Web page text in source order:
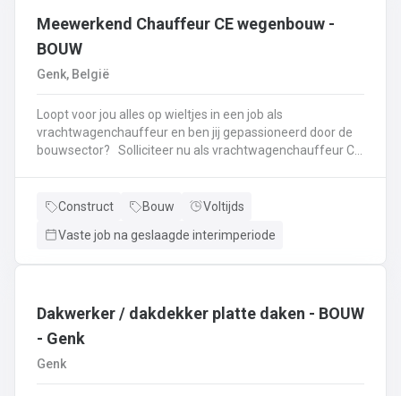
Meewerkend Chauffeur CE wegenbouw -
BOUW
Genk, België
Loopt voor jou alles op wieltjes in een job als
vrachtwagenchauffeur en ben jij gepassioneerd door de
bouwsector? Solliciteer nu als vrachtwagenchauffeur CE
op zoek naar een ervaren meewerkend chauffeur CE. Als
materialen en meewerken op de werf:plaatsen en
Construct Bouw
Voltijds
Vaste job na geslaagde interimperiode
Dakwerker / dakdekker platte daken - BOUW
- Genk
Genk